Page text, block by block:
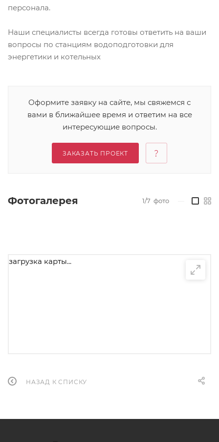
персонала.
Наши специалисты всегда готовы ответить на ваши
вопросы по станциям водоподготовки для
энергетики и котельных
Оформите заявку на сайте, мы свяжемся с
вами в ближайшее время и ответим на все
интересующие вопросы.
ЗАКАЗАТЬ ПРОЕКТ
Фотогалерея 1/7 фото
загрузка карты...
НАЗАД К СПИСКУ